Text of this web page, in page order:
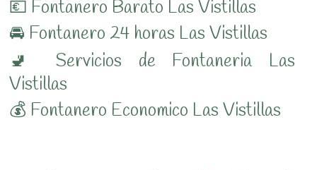
💶 Fontanero Barato Las Vistillas
🚘 Fontanero 24 horas Las Vistillas
🚽 Servicios de Fontaneria Las
Vistillas
💰 Fontanero Economico Las Vistillas